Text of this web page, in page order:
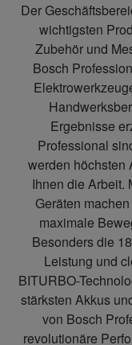
Der
wichtigsten
Zubehör und
Bosch
Ergebnisse
Professional
werden höchsten
Ihnen die Arbeit.
Geräten
maximale
Besonders die
Leistung und
BITURBO-
stärksten Akkus
von Bosch
revolutionäre